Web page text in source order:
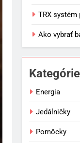
TRX systém
Ako vybrať
Kategórie
Energia
Jedálničky
Pomôcky